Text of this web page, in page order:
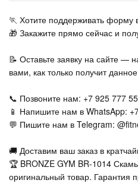
🏃‍ Хотите поддерживать форму
🎁 Закажите прямо сейчас и
📝 Оставьте заявку на сайте —
вами, как только получит
📞 Позвоните нам: +7 925 777
📱 Напишите нам в WhatsApp:
💬 Пишите нам в Telegram:
🚚 Доставим ваш заказ в
🏆 BRONZE GYM BR-1014
оригинальный товар. Гарантия